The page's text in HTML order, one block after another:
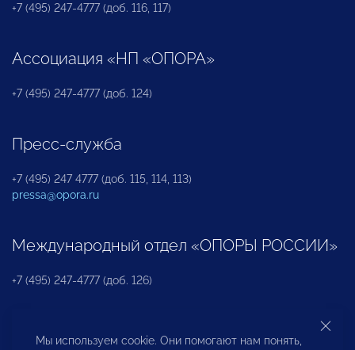
+7 (495) 247-4777 (доб. 116, 117)
Ассоциация «НП «ОПОРА»
+7 (495) 247-4777 (доб. 124)
Пресс-служба
+7 (495) 247 4777 (доб. 115, 114, 113)
pressa@opora.ru
Международный отдел «ОПОРЫ РОССИИ»
+7 (495) 247-4777 (доб. 126)
Бюро по защите прав предпринимателей и
Мы используем cookie. Они помогают нам понять,